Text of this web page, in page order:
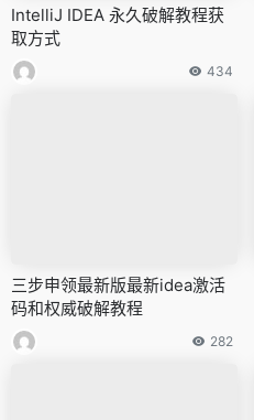
IntelliJ IDEA 永久破解教程获
取方式
434
三步申领最新版最新idea激活
码和权威破解教程
282